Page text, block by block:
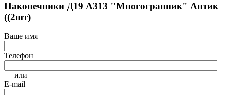
Наконечники Д19 А313 "Многогранник" Антик
((2шт)
Ваше имя
Телефон
— или —
E-mail